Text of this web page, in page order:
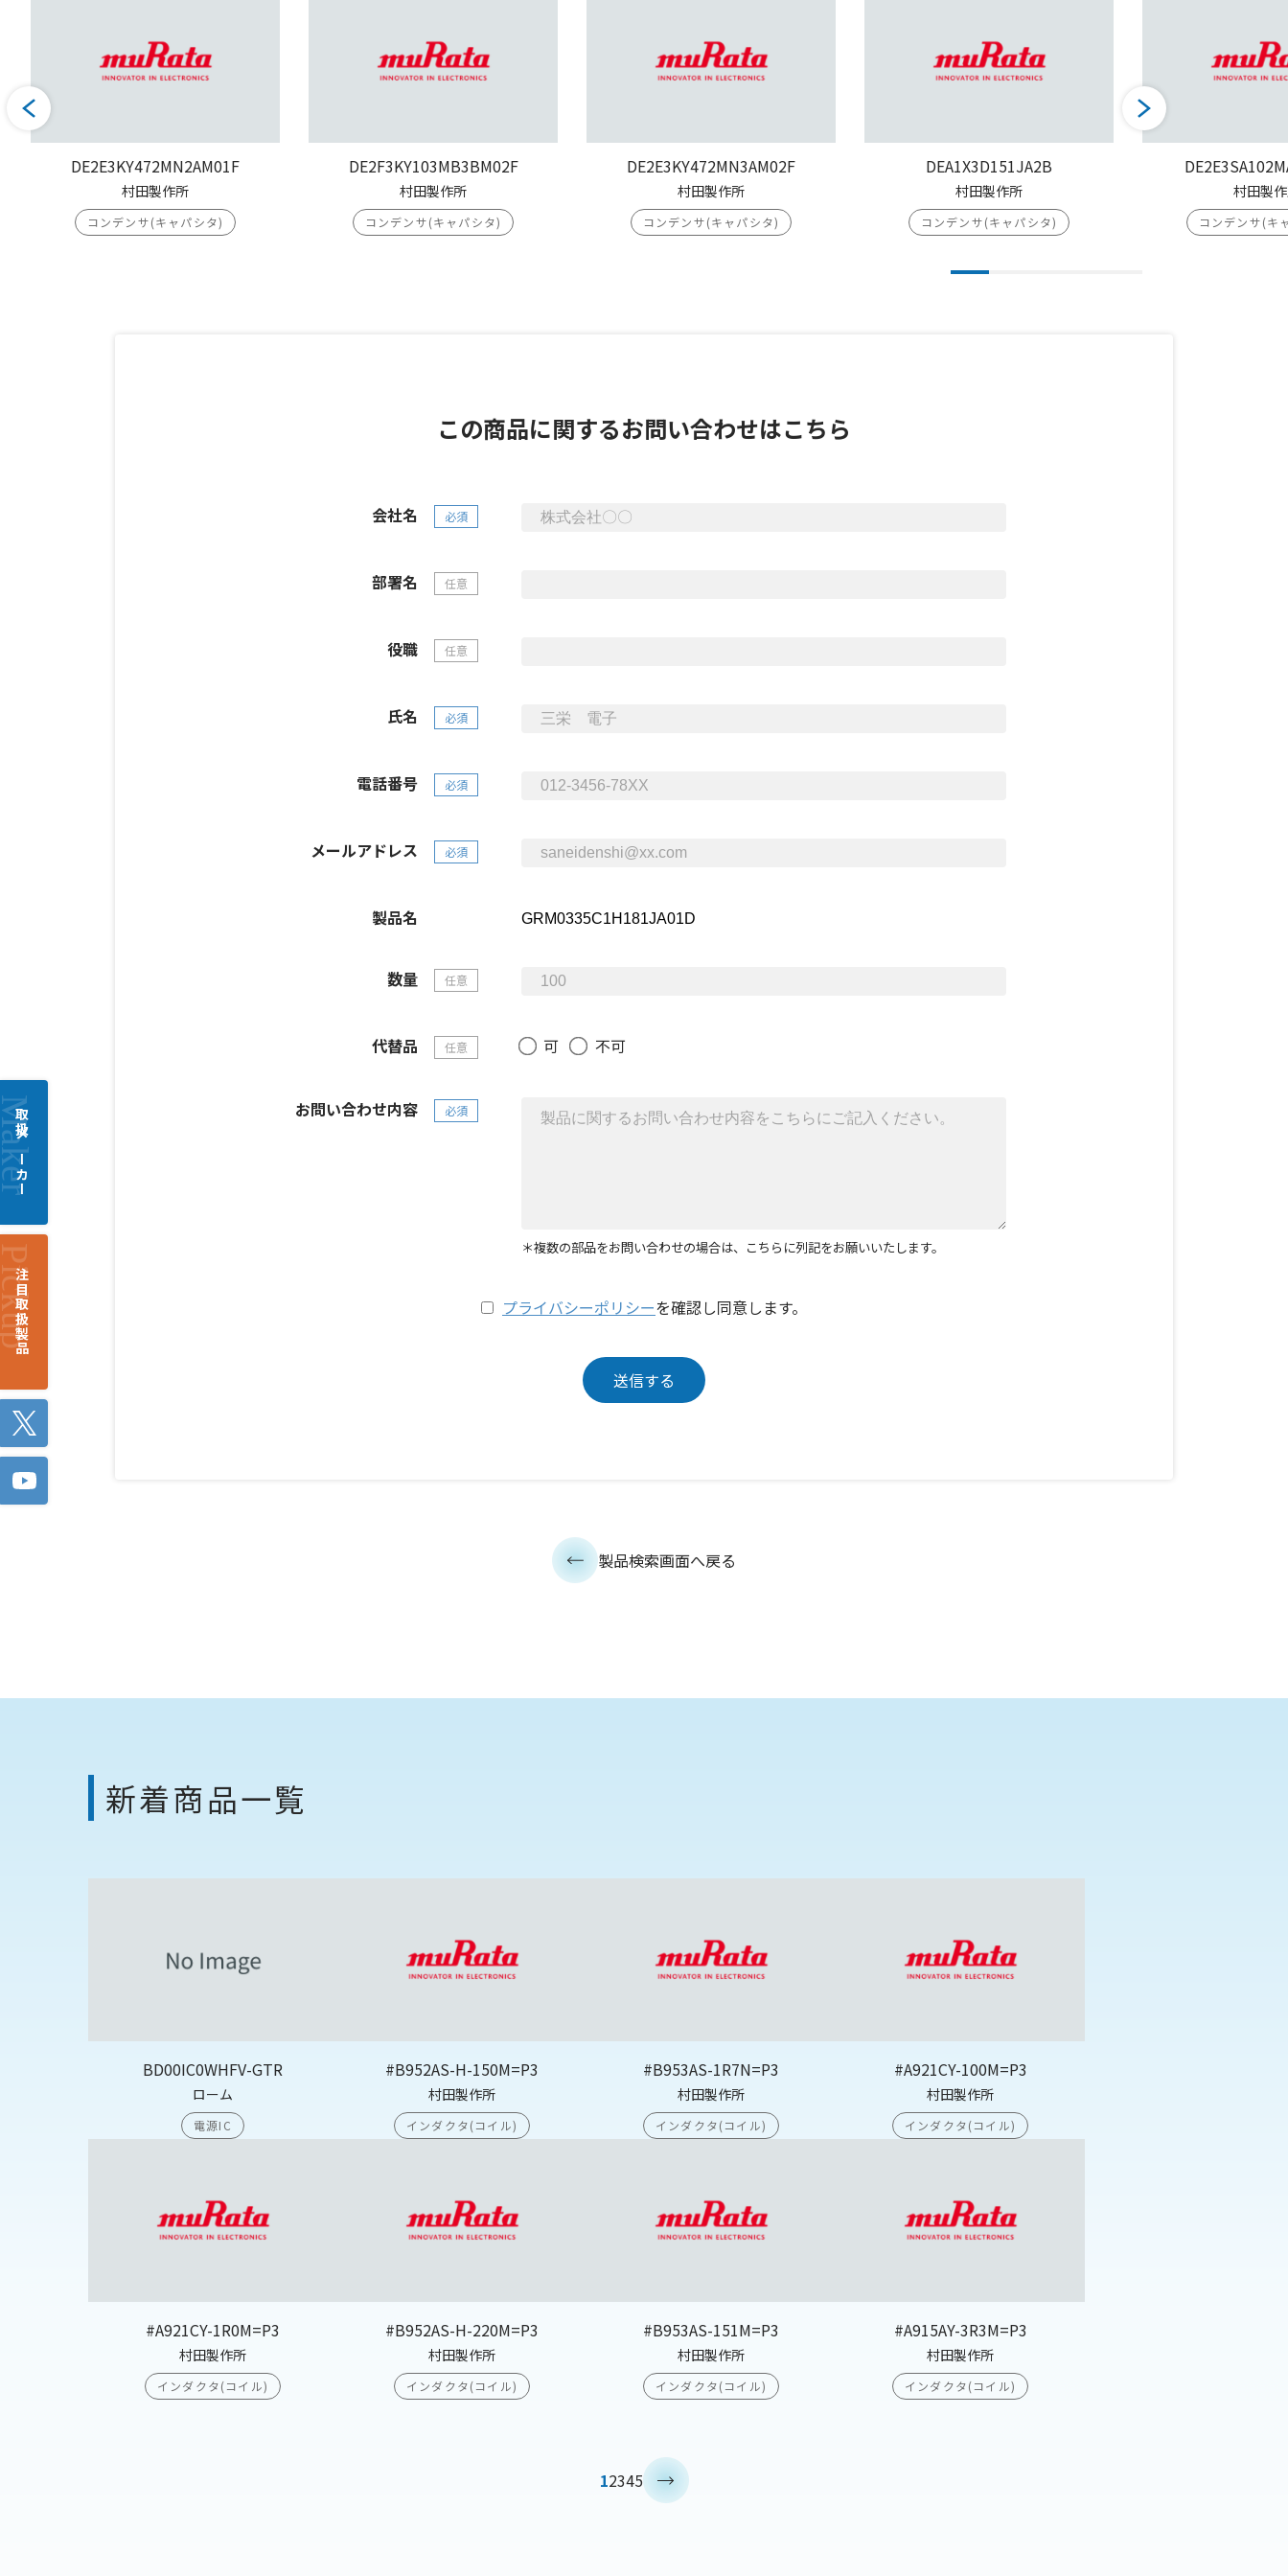
DE2E3KY472MN2AM01F
村田製作所
コンデンサ(キャパシタ)
DE2F3KY103MB3BM02F
村田製作所
コンデンサ(キャパシタ)
DE2E3KY472MN3AM02F
村田製作所
コンデンサ(キャパシタ)
DEA1X3D151JA2B
村田製作所
コンデンサ(キャパシタ)
村田製
コンデンサ(キ
この商品に関するお問い合わせはこちら
会社名 必須
部署名 任意
役職 任意
氏名 必須
電話番号 必須
メールアドレス 必須
製品名
数量 任意
代替品 任意 可 不可
お問い合わせ内容 必須
＊複数の部品をお問い合わせの場合は、こちらに列記をお願いいたします。
プライバシーポリシーを確認し同意します。
製品検索画面へ戻る
新着商品一覧
BD00IC0WHFV-GTR
ローム
電源IC
#B952AS-H-150M=P3
村田製作所
インダクタ(コイル)
#B953AS-1R7N=P3
村田製作所
インダクタ(コイル)
#A921CY-100M=P3
村田製作所
インダクタ(コイル)
#A921CY-1R0M=P3
村田製作所
インダクタ(コイル)
#B952AS-H-220M=P3
村田製作所
インダクタ(コイル)
#B953AS-151M=P3
村田製作所
インダクタ(コイル)
#A915AY-3R3M=P3
村田製作所
インダクタ(コイル)
12345
取扱メーカー
注目取扱製品